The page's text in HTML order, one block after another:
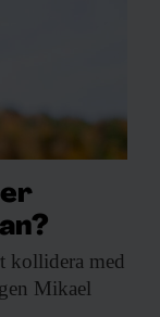
kollidera med
Mikael